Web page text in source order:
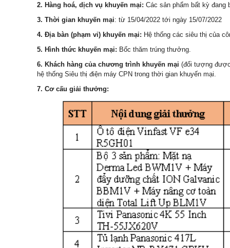
2. Hàng hoá, dịch vụ khuyến mại: Các sản phẩm bất kỳ đang
3. Thời gian khuyến mại: từ 15/04/2022 tới ngày 15/07/2022
4. Địa bàn (phạm vi) khuyến mại: Hệ thống các siêu thị của
5. Hình thức khuyến mại: Bốc thăm trúng thưởng.
6. Khách hàng của chương trình khuyến mại (đối tượng
hệ thống Siêu thị điện máy CPN trong thời gian khuyến mại.
7. Cơ cấu giải thưởng: